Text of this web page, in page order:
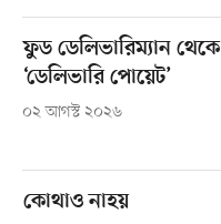
ফুড ডেলিভারিম্যান থেকে
‘ডেলিভারি পোয়েট’
০২ আগস্ট ২০২৬
কোথাও নাহয়